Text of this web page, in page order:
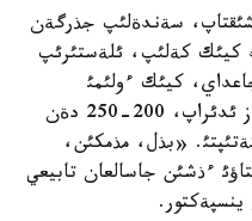
سةندةلئپ جذرگةن
كيئك كةلئپ، ئلةستئرئپ
كيئك ءولئمئ
باستالئسئمةن-اق ذلكةن ءذيئر تةز ئدئراپ، 200-250 دةن
«بذل، مذمكئن،
ءذشئن جاسالعان تابيعي